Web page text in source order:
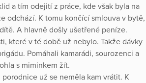
a tím odejití z práce, kde však byla na
odchází. K tomu končící smlouva v bytě,
A hlavně došly ušetřené peníze.
které v té době už nebylo. Takže dávky
Pomáhali kamarádi, sourozenci a
s miminkem žít.
už se neměla kam vrátit. K